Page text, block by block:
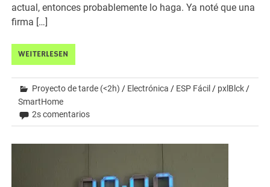
actual, entonces probablemente lo haga. Ya noté que una
firma […]
WEITERLESEN
Proyecto de tarde (<2h) / Electrónica / ESP Fácil / pxlBlck/
SmartHome
2s comentarios